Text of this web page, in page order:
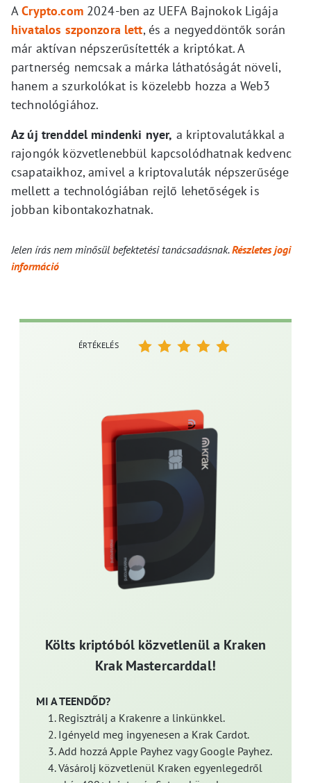
ACrypto.com2024-ben az UEFA Bajnokok Ligája
hivatalos szponzora lett, és a negyeddöntők során
már aktívan népszerűsítették a kriptókat. A
partnerség nemcsak a márka láthatóságát növeli,
hanem a szurkolókat is közelebb hozza a Web3
technológiához.
Az új trenddel mindenki nyer, a kriptovalutákkal a
rajongók közvetlenebbül kapcsolódhatnak kedvenc
csapataikhoz, amivel a kriptovaluták népszerűsége
mellett a technológiában rejlő lehetőségek is
jobban kibontakozhatnak.
Jelen írás nem minősül befektetési tanácsadásnak.Részletes jogi
információ
Költs kriptóból közvetlenül a Kraken
Krak Mastercarddal!
MI A TEENDŐD?
Regisztrálj a Krakenre a linkünkkel.
Igényeld meg ingyenesen a Krak Cardot.
Add hozzá Apple Payhez vagy Google Payhez.
Vásárolj közvetlenül Kraken egyenlegedről
ÉRTÉKELÉS